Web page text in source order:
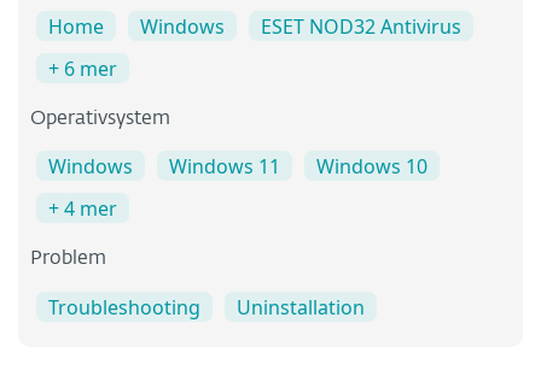
Home Windows
ESET NOD32 Antivirus
+ 6 mer
Operativsystem
Windows Windows 11
Windows 10
+ 4 mer
Problem
Troubleshooting Uninstallation